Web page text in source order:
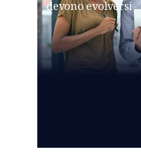
devono evolversi